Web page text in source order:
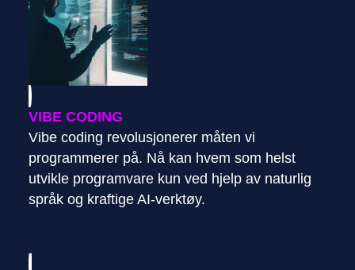
VIBE CODING
Vibe coding revolusjonerer måten vi
programmerer på. Nå kan hvem som helst
utvikle programvare kun ved hjelp av naturlig
språk og kraftige AI-verktøy.